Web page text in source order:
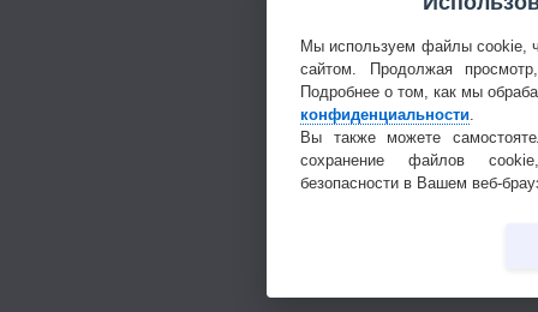
Мы используем файлы cookie,
сайтом. Продолжая
Подробнее о том, как мы
конфиденциальности.
Вы также можете
сохранение файлов
безопасности в Вашем веб-